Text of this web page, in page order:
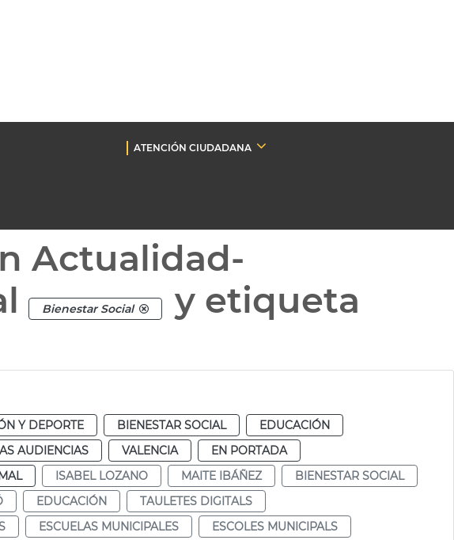
ATENCIÓN CIUDADANA
Actualidad-
Bienestar Social y etiqueta
Y DEPORTE BIENESTAR SOCIAL
EDUCACIÓN
AUDIENCIAS VALENCIA
EN PORTADA
ISABEL LOZANO MAITE IBÁÑEZ
BIENESTAR SOCIAL
EDUCACIÓN
TAULETES DIGITALS
ESCUELAS MUNICIPALES ESCOLES MUNICIPALS